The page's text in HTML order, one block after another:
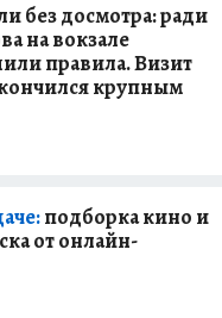
без досмотра: ради
на вокзале
правила. Визит
крупным
подборка кино и
от онлайн-